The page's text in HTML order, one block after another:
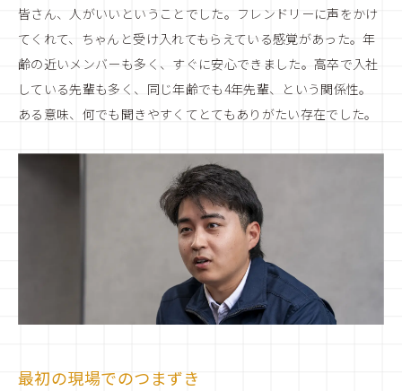
皆さん、人がいいということでした。フレンドリーに声をかけ
てくれて、ちゃんと受け入れてもらえている感覚があった。年
齢の近いメンバーも多く、すぐに安心できました。高卒で入社
している先輩も多く、同じ年齢でも4年先輩、という関係性。
ある意味、何でも聞きやすくてとてもありがたい存在でした。
最初の現場でのつまずき